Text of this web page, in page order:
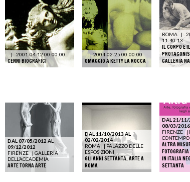
| 2001-04-12 00:00:00
CENNI BIOGRAFICI
| 2004-02-25 00:00:00
OMAGGIO A KETTY LA ROCCA
ROMA |
11:40:13
IL CORPO E
GALLERIA
DAL 07/05/2012 AL
09/12/2012
FIRENZE | GALLERIA
DELL’ACCADEMIA
ARTE TORNA ARTE
DAL 11/10/2013 AL
02/02/2014
ROMA
| PALAZZO DELLE
ESPOSIZIONI
GLI ANNI SETTANTA. ARTE A
ROMA
DAL 21/11/
08/03/2016
FIRENZE
|
ALTRA
IN ITALIA
SETTANTA